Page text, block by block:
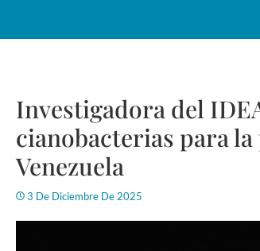
Investigadora del
cianobacterias para
Venezuela
3 De Diciembre De 2025